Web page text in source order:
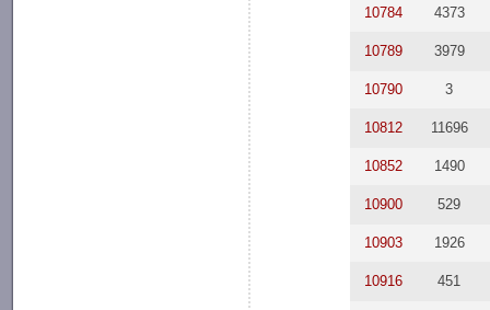
10784 4373
10789 3979
10790 3
10812 11696
10852 1490
10900 529
10903 1926
10916 451